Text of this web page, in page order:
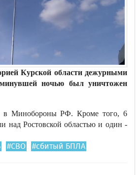
Курской области дежурными
ночью был уничтожен
в Минобороны РФ. Кроме того, 6
над Ростовской областью и один -
#СВО #сбитый БПЛА